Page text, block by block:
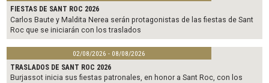
FIESTAS DE SANT ROC 2026
Carlos Baute y Maldita Nerea serán protagonistas de las fiestas de Sant
Roc que se iniciarán con los traslados
02/08/2026 - 08/08/2026
TRASLADOS DE SANT ROC 2026
Burjassot inicia sus fiestas patronales, en honor a Sant Roc, con los